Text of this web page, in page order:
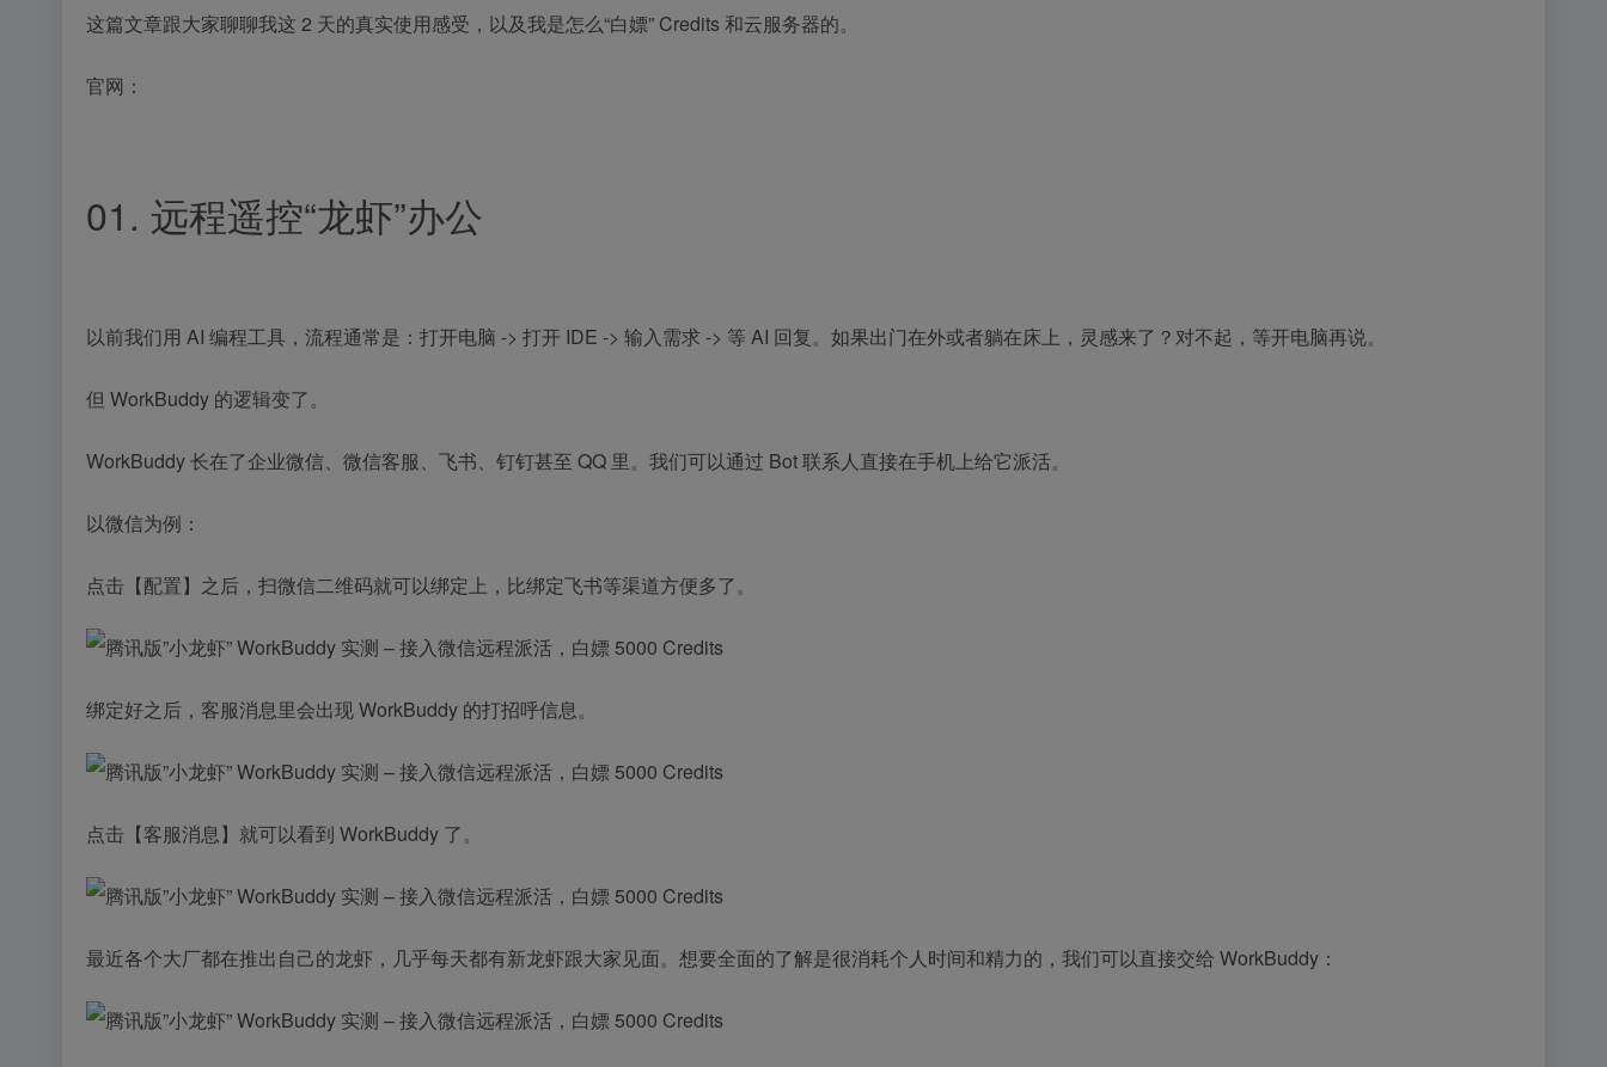
这篇文章跟大家聊聊我这 2 天的真实使用感受，以及我是怎么“白嫖” Credits 和云服务器的。
官网：
01. 远程遥控“龙虾”办公
以前我们用 AI 编程工具，流程通常是：打开电脑 -> 打开 IDE -> 输入需求 -> 等 AI 回复。如果出门在外或者躺在床上，灵感来了？对不起，等开电脑再说。
但 WorkBuddy 的逻辑变了。
WorkBuddy 长在了企业微信、微信客服、飞书、钉钉甚至 QQ 里。我们可以通过 Bot 联系人直接在手机上给它派活。
以微信为例：
点击【配置】之后，扫微信二维码就可以绑定上，比绑定飞书等渠道方便多了。
绑定好之后，客服消息里会出现 WorkBuddy 的打招呼信息。
点击【客服消息】就可以看到 WorkBuddy 了。
最近各个大厂都在推出自己的龙虾，几乎每天都有新龙虾跟大家见面。想要全面的了解是很消耗个人时间和精力的，我们可以直接交给 WorkBuddy：